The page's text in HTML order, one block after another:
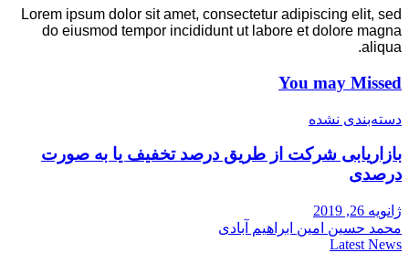
Lorem ipsum dolor sit amet, consectetur adipiscing elit, sed
do eiusmod tempor incididunt ut labore et dolore magna
aliqua.
You may Missed
دسته‌بندی نشده
بازاریابی شرکت از طریق درصد تخفیف یا به صورت
درصدی
ژانویه 26, 2019
محمد حسین امین ابراهیم آبادی
Latest News